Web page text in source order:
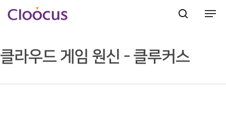
Hit enter to search or ESC to close
클라우드 게임 원신 - 클루커스